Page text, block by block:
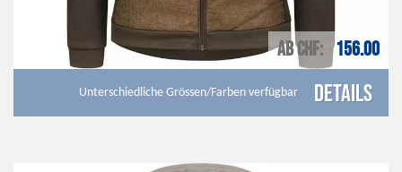
AB CHF 156.00
Unterschiedliche Grössen/Farben verfügbar Details